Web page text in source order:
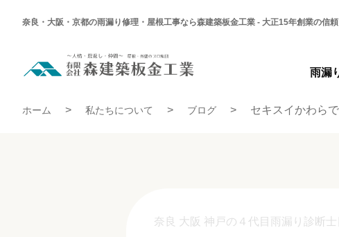
奈良・大阪・京都の雨漏り修理・屋根工事なら森建築板金工業 - 大正15年創業の信頼
わ
雨漏
ホーム 私たちについて ブログ セキスイかわら
奈良 大阪 神戸の４代目雨漏り診断士